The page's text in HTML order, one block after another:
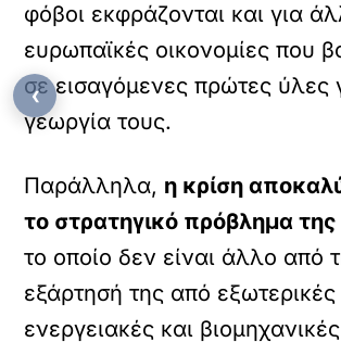
φόβοι εκφράζονται και για
ευρωπαϊκές οικονομίες που
σε εισαγόμενες πρώτες ύλες
γεωργία τους.
Παράλληλα, η κρίση
το στρατηγικό πρόβλημα
το οποίο δεν είναι άλλο από
εξάρτησή της από εξωτερικές
ενεργειακές και
‹